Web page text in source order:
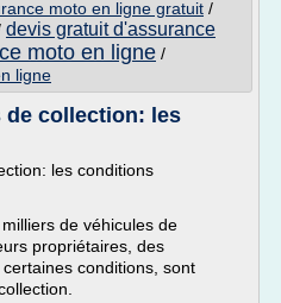
moto en ligne gratuit /
devis gratuit d'assurance
moto en ligne /
ligne
de collection: les
les conditions
de véhicules de
propriétaires, des
conditions, sont